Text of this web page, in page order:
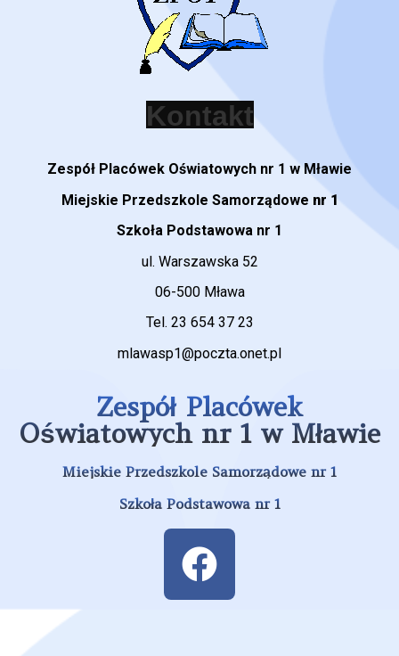
Zespół Placówek Oświatowych nr 1 w Mławie
Miejskie Przedszkole Samorządowe nr 1
Szkoła Podstawowa nr 1
ul. Warszawska 52
06-500 Mława
Tel. 23 654 37 23
mlawasp1@poczta.onet.pl
Zespół Placówek
Oświatowych nr 1 w Mławie
Miejskie Przedszkole Samorządowe nr 1
Szkoła Podstawowa nr 1